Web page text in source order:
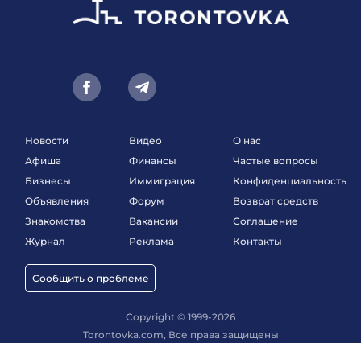
Новости
Афиша
Бизнесы
Объявления
Знакомства
Журнал
Сообщить о проблеме
Видео
Финансы
Иммиграция
Форум
Вакансии
Реклама
О нас
Частые вопросы
Конфиденциальность
Возврат средств
Соглашение
Контакты
Copyright © 1999-2026
Torontovka.com, Все права защищены